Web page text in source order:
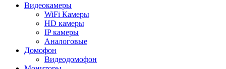
Видеокамеры
WiFi Камеры
HD камеры
IP камеры
Аналоговые
Домофон
Видеодомофон